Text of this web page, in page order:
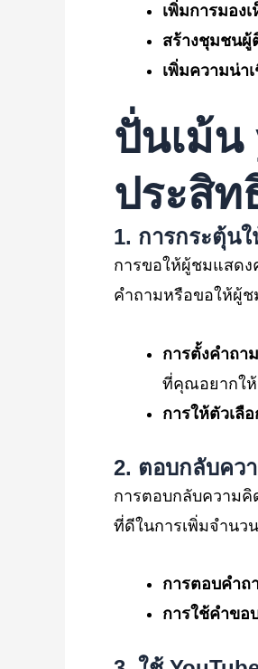
เพิ่มการมอง
สร้างชุมชนผู้
เพิ่มความน่า
ปั่นเม้น
ประสิท
1. การกระตุ้น
การขอให้ผู้ชมแสดง
คำถามหรือขอให้ผู้ช
การตั้งคำถาม
ที่คุณอยากให้
การให้ตัวเลื
2. ตอบกลับคว
การตอบกลับความคิ
ที่ดีในการเพิ่มจำนว
การตอบคำถ
การใช้คำข